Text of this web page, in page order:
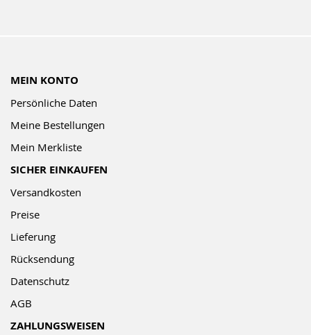
MEIN KONTO
Persönliche Daten
Meine Bestellungen
Mein Merkliste
SICHER EINKAUFEN
Versandkosten
Preise
Lieferung
Rücksendung
Datenschutz
AGB
ZAHLUNGSWEISEN